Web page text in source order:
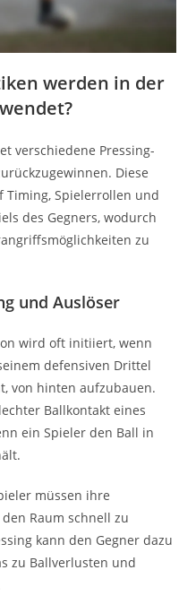
werden in der
verschiedene Pressing-
Diese
Timing, Spielerrollen und
des Gegners, wodurch
zu
und Auslöser
wird oft initiiert, wenn
defensiven Drittel
von hinten aufzubauen.
Ballkontakt eines
ein Spieler den Ball in
müssen ihre
Raum schnell zu
kann den Gegner dazu
zu Ballverlusten und